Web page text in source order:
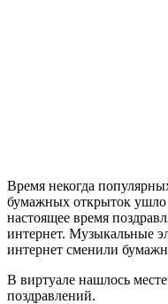
Время некогда
бумажных открыток
настоящее время
интернет. Музыкальные
интернет сменили
В виртуале нашлось
поздравлений.